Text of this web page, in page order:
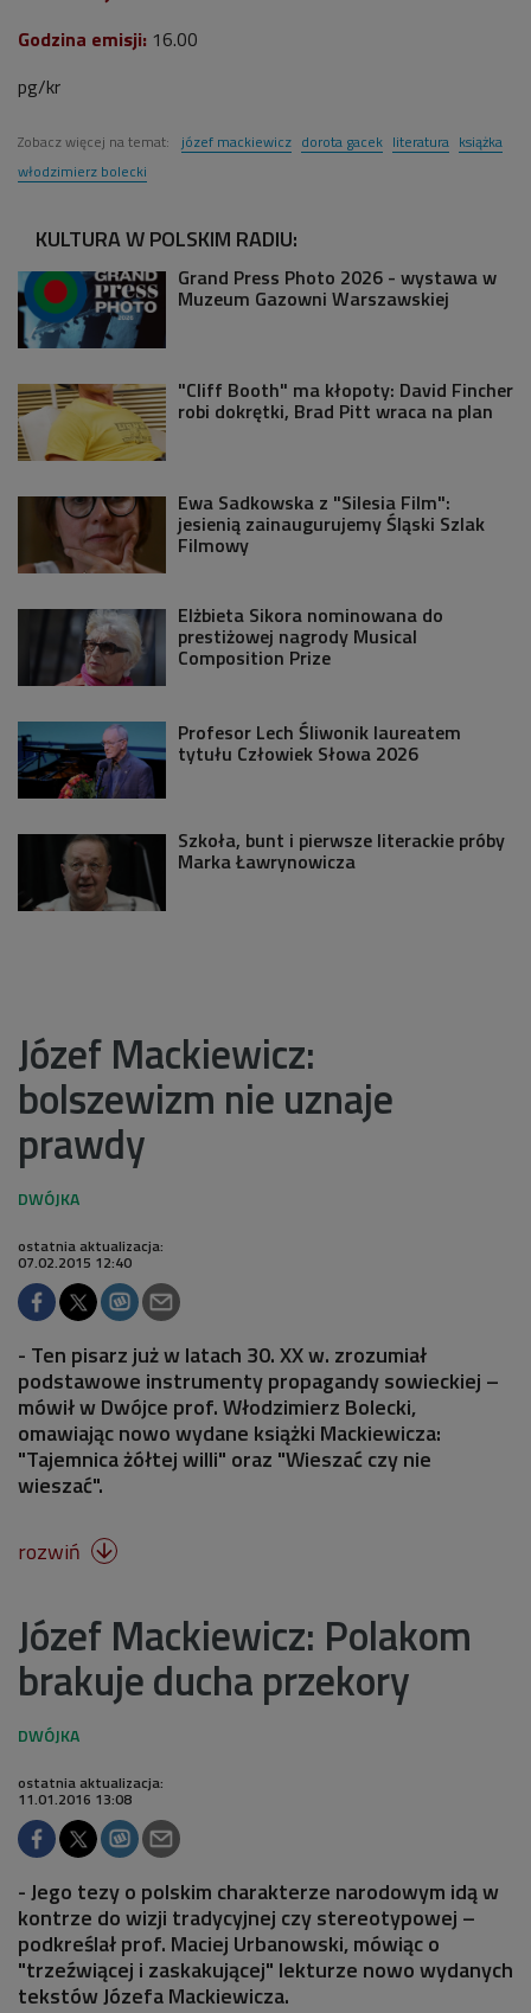
Godzina emisji: 16.00
pg/kr
Zobacz więcej na temat: józef mackiewicz dorota gacek literatura książka
włodzimierz bolecki
KULTURA W POLSKIM RADIU:
Grand Press Photo 2026 - wystawa w
Muzeum Gazowni Warszawskiej
"Cliff Booth" ma kłopoty: David Fincher
robi dokrętki, Brad Pitt wraca na plan
Ewa Sadkowska z "Silesia Film":
jesienią zainaugurujemy Śląski Szlak
Filmowy
Elżbieta Sikora nominowana do
prestiżowej nagrody Musical
Composition Prize
Profesor Lech Śliwonik laureatem
tytułu Człowiek Słowa 2026
Szkoła, bunt i pierwsze literackie próby
Marka Ławrynowicza
Józef Mackiewicz:
bolszewizm nie uznaje
prawdy
ostatnia aktualizacja:
07.02.2015 12:40
- Ten pisarz już w latach 30. XX w. zrozumiał
podstawowe instrumenty propagandy sowieckiej –
mówił w Dwójce prof. Włodzimierz Bolecki,
omawiając nowo wydane książki Mackiewicza:
"Tajemnica żółtej willi" oraz "Wieszać czy nie
wieszać".
rozwiń 
Józef Mackiewicz: Polakom
brakuje ducha przekory
ostatnia aktualizacja:
11.01.2016 13:08
- Jego tezy o polskim charakterze narodowym idą w
kontrze do wizji tradycyjnej czy stereotypowej –
podkreślał prof. Maciej Urbanowski, mówiąc o
"trzeźwiącej i zaskakującej" lekturze nowo wydanych
tekstów Józefa Mackiewicza.